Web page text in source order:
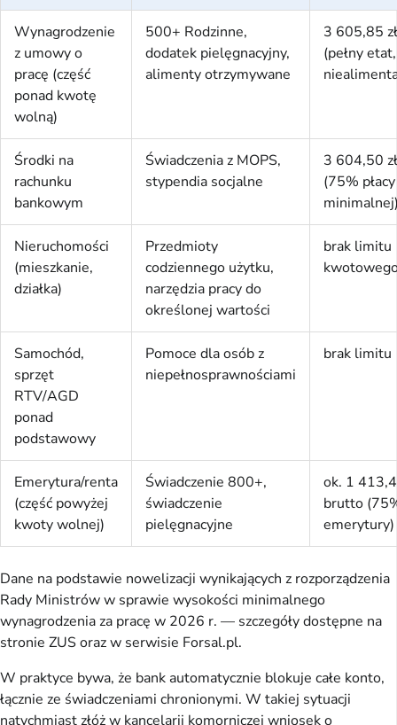
Wynagrodzenie
z umowy o
pracę (część
ponad kwotę
wolną)
500+ Rodzinne,
dodatek pielęgnacyjny,
alimenty otrzymywane
3 605,85
(pełny
Środki na
rachunku
bankowym
Świadczenia z MOPS,
stypendia socjalne
3 604,50 zł
(75% płacy
Nieruchomości
(mieszkanie,
działka)
Przedmioty
codziennego użytku,
narzędzia pracy do
określonej wartości
brak limitu
Samochód,
sprzęt
RTV/AGD
ponad
podstawowy
Pomoce dla osób z
niepełnosprawnościami
brak limitu
Emerytura/renta
(część powyżej
kwoty wolnej)
Świadczenie 800+,
świadczenie
pielęgnacyjne
ok. 1
brutto
emerytury)
Dane na podstawie nowelizacji wynikających z rozporządzenia
Rady Ministrów w sprawie wysokości minimalnego
wynagrodzenia za pracę w 2026 r. — szczegóły dostępne na
stronie ZUS oraz w serwisie Forsal.pl.
W praktyce bywa, że bank automatycznie blokuje całe konto,
łącznie ze świadczeniami chronionymi. W takiej sytuacji
natychmiast złóż w kancelarii komorniczej wniosek o